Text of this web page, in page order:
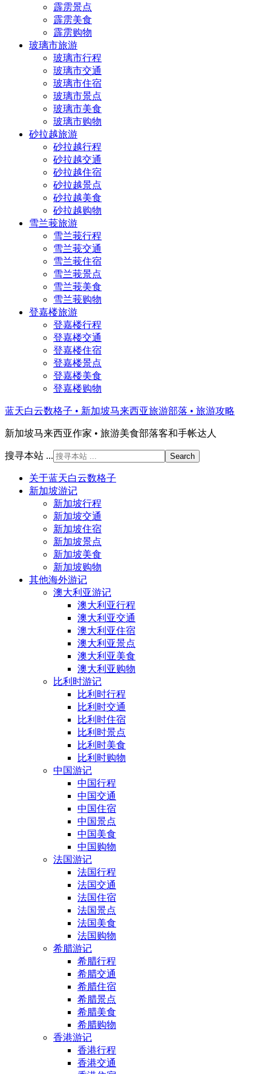
霹雳景点
霹雳美食
霹雳购物
玻璃市旅游
玻璃市行程
玻璃市交通
玻璃市住宿
玻璃市景点
玻璃市美食
玻璃市购物
砂拉越旅游
砂拉越行程
砂拉越交通
砂拉越住宿
砂拉越景点
砂拉越美食
砂拉越购物
雪兰莪旅游
雪兰莪行程
雪兰莪交通
雪兰莪住宿
雪兰莪景点
雪兰莪美食
雪兰莪购物
登嘉楼旅游
登嘉楼行程
登嘉楼交通
登嘉楼住宿
登嘉楼景点
登嘉楼美食
登嘉楼购物
蓝天白云数格子 • 新加坡马来西亚旅游部落 • 旅游攻略
新加坡马来西亚作家 • 旅游美食部落客和手帐达人
搜寻本站 ...
关于蓝天白云数格子
新加坡游记
新加坡行程
新加坡交通
新加坡住宿
新加坡景点
新加坡美食
新加坡购物
其他海外游记
澳大利亚游记
澳大利亚行程
澳大利亚交通
澳大利亚住宿
澳大利亚景点
澳大利亚美食
澳大利亚购物
比利时游记
比利时行程
比利时交通
比利时住宿
比利时景点
比利时美食
比利时购物
中国游记
中国行程
中国交通
中国住宿
中国景点
中国美食
中国购物
法国游记
法国行程
法国交通
法国住宿
法国景点
法国美食
法国购物
希腊游记
希腊行程
希腊交通
希腊住宿
希腊景点
希腊美食
希腊购物
香港游记
香港行程
香港交通